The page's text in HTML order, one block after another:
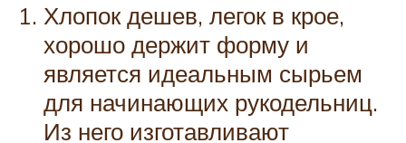
Хлопок дешев, легок в крое,
хорошо держит форму и
является идеальным сырьем
для начинающих рукодельниц.
Из него изготавливают